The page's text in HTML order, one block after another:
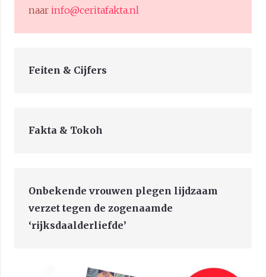
naar info@ceritafakta.nl
Feiten & Cijfers
Fakta & Tokoh
Onbekende vrouwen plegen lijdzaam
verzet tegen de zogenaamde
‘rijksdaalderliefde’